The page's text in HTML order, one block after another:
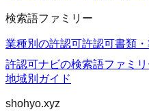
検索語ファミリー
業種別の許認可許認可書類
許認可ナビの検索語ファミリ
地域別ガイド
shohyo.xyz